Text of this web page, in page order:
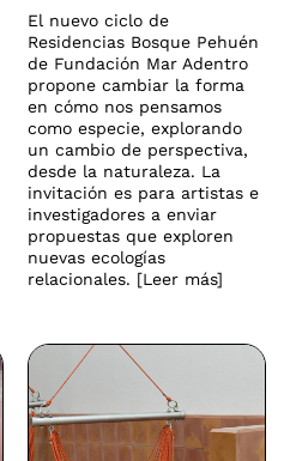
El nuevo ciclo de
Residencias Bosque Pehuén
de Fundación Mar Adentro
propone cambiar la forma
en cómo nos pensamos
como especie, explorando
un cambio de perspectiva,
desde la naturaleza. La
invitación es para artistas e
investigadores a enviar
propuestas que exploren
nuevas ecologías
relacionales. [Leer más]